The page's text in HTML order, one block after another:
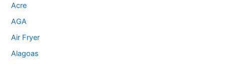
Acre
AGA
Air Fryer
Alagoas